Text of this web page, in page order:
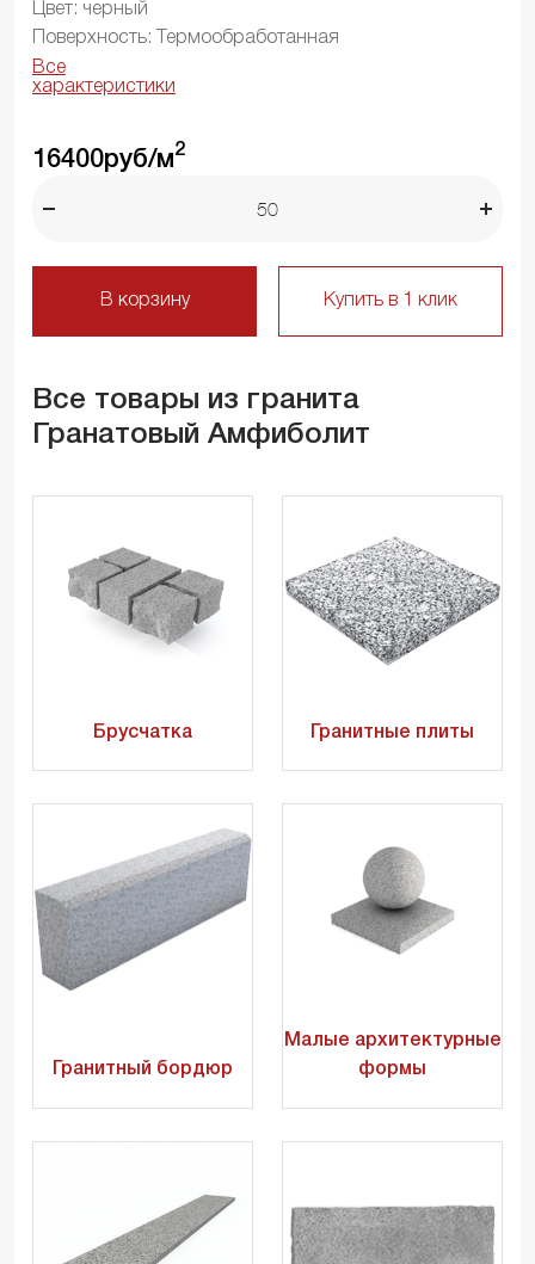
Цвет: черный
Поверхность: Термообработанная
Все
характеристики
16400руб/м2
В корзину Купить в 1 клик
Все товары из гранита
Гранатовый Амфиболит
Брусчатка Гранитные плиты
Гранитный бордюр
Малые архитектурные
формы